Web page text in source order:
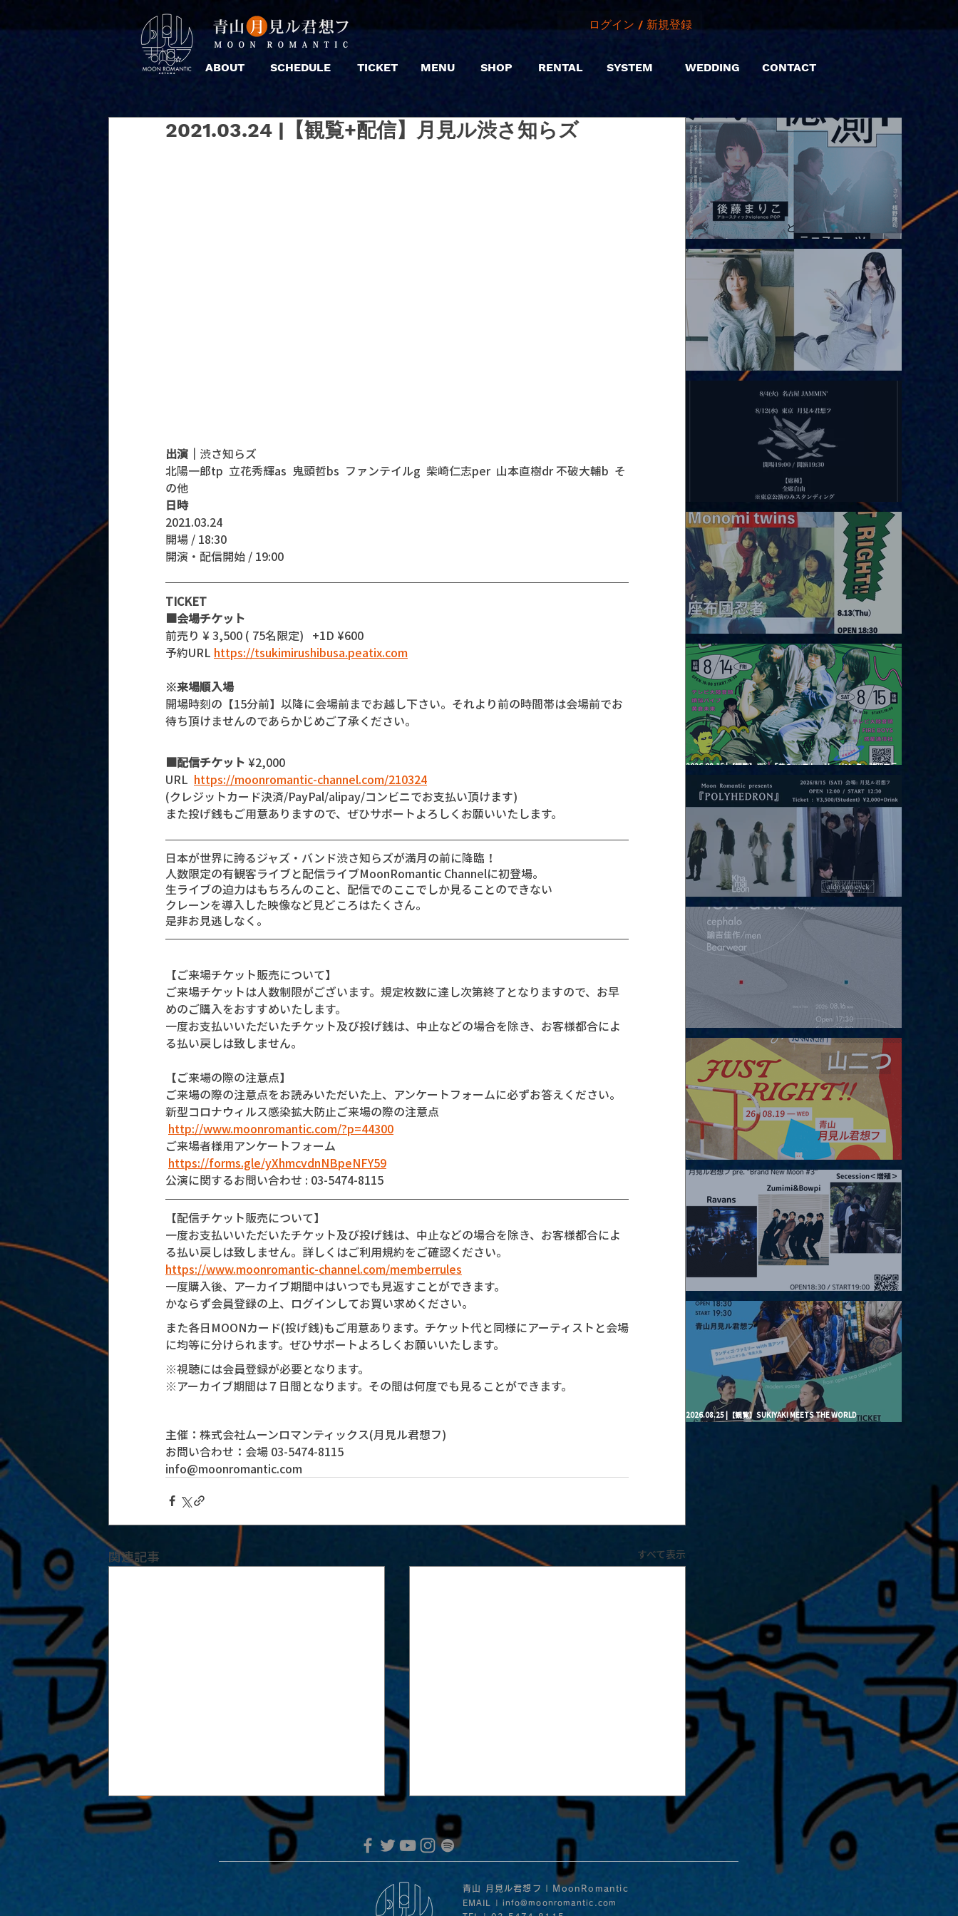
ABOUT SCHEDULE TICKET MENU SHOP
ログイン / 新規登録
RENTAL SYSTEM WEDDING CONTACT
2021.03.24 |【観覧+配信】月見ル渋さ知らズ
出演｜ 渋さ知らズ
北陽一郎tp  立花秀輝as  鬼頭哲bs  ファンテイルg  柴崎仁志per  山本直樹dr 不破大輔b  そ
の他
日時
2021.03.24
開場 / 18:30
開演・配信開始 / 19:00
TICKET
■会場チケット
前売り ¥ 3,500 ( 75名限定)   +1D ¥600
予約URL https://tsukimirushibusa.peatix.com
※来場順入場
開場時刻の【15分前】以降に会場前までお越し下さい。それより前の時間帯は会場前でお
待ち頂けませんのであらかじめご了承ください。
■配信チケット ¥2,000
URL https://moonromantic-channel.com/210324
(クレジットカード決済/PayPal/alipay/コンビニでお支払い頂けます)
また投げ銭もご用意ありますので、ぜひサポートよろしくお願いいたします。
日本が世界に誇るジャズ・バンド渋さ知らズが満月の前に降臨！
人数限定の有観客ライブと配信ライブMoonRomantic Channelに初登場。
生ライブの迫力はもちろんのこと、配信でのここでしか見ることのできない
クレーンを導入した映像など見どころはたくさん。
是非お見逃しなく。
【ご来場チケット販売について】
ご来場チケットは人数制限がございます。規定枚数に達し次第終了となりますので、お早
めのご購入をおすすめいたします。
一度お支払いいただいたチケット及び投げ銭は、中止などの場合を除き、お客様都合によ
る払い戻しは致しません。
【ご来場の際の注意点】
ご来場の際の注意点をお読みいただいた上、アンケートフォームに必ずお答えください。
新型コロナウィルス感染拡大防止ご来場の際の注意点
http://www.moonromantic.com/?p=44300
ご来場者様用アンケートフォーム
https://forms.gle/yXhmcvdnNBpeNFY59
公演に関するお問い合わせ : 03-5474-8115
【配信チケット販売について】
一度お支払いいただいたチケット及び投げ銭は、中止などの場合を除き、お客様都合によ
る払い戻しは致しません。詳しくはご利用規約をご確認ください。
https://www.moonromantic-channel.com/memberrules
一度購入後、アーカイブ期間中はいつでも見返すことができます。
かならず会員登録の上、ログインしてお買い求めください。
また各日MOONカード(投げ銭)もご用意あります。チケット代と同様にアーティストと会場
に均等に分けられます。ぜひサポートよろしくお願いいたします。
※視聴には会員登録が必要となります。
※アーカイブ期間は７日間となります。その間は何度でも見ることができます。
主催：株式会社ムーンロマンティックス(月見ル君想フ)
お問い合わせ：会場 03-5474-8115
info@moonromantic.com
関連記事 すべて表示
2026.08.10 |【観覧】「巷のmyストーリー/風の憶測1～後藤まりこ
アコースティックviolence POPとテニスコーツ」
2026.08.12 |【観覧】田澤孝介 ソロワンマン 「Ballad Box 2026」
2026.08.13 |【観覧】JUST RIGHT!! vol.26
2026.08.15 |【観覧】夜）『巷のmyストーリー/センター"訳"フラ
2026.08.15 |【観覧】昼）月見ルpre.『POLYHEDRON』
2026.08.16 |【観覧】夜）four dots vol.2
2026.08.19 |【観覧】JUST RIGHT!! vol.27
2026.08.20 |【観覧】月見ル君想フpre. “Brand New Moon #3”
2026.08.25 |【観覧】SUKIYAKI MEETS THE WORLD
presentsLINDIGO FAMILY with ANNA SATO, ODUCHU modern
青山 月見ル君想フ | MoonRomantic
EMAIL |
info@moonromantic.com